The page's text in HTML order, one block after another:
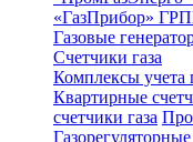
«ГазПрибор»
Газовые
Счетчики газа
Комплексы учета
Квартирные
счетчики газа